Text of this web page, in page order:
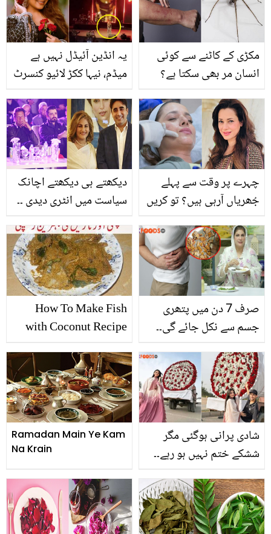
یہ انڈین آئیڈل نہیں ہے
میڈم، نیہا ککڑ لائیو کنسرٹ
ہونے والے شو میں ایسا کیا
ہوا؟
مکڑی کے کاٹنے سے کوئی
انسان مر بھی سکتا ہے؟
متعلق کچھ خطرناک باتیں
جو ہر شخص کو پتہ ہونی
چاہیے
دیکھتے ہی دیکھتے اچانک
سیاست میں انٹری دیدی ۔۔
شوبز ساتھ سیاست میں
بھی دلچسپی رکھتے ہیں،
جانیے وہ کون کون ہیں؟
چہرے پر وقت سے پہلے
جُھریاں آرہی ہیں؟ تو کریں
سستے میں وہ بھی اپنے
گھر پر صرف ان دو چیزوں
کے ساتھ
How To Make Fish
with Coconut Recipe
صرف 7 دن میں پتھری
جسم سے نکل جائے گی۔۔
بیٹھے جسم سے پتھری
نکالنے کا آزمودہ ٹوٹکا
Ramadan Main Ye Kam
Na Krain
شادی پرانی ہوگئی مگر
ششکے ختم نہیں ہو رہے۔۔
لاکھوں کا گلدستہ! ویڈیو پر
صارفین کی شدید تنقید